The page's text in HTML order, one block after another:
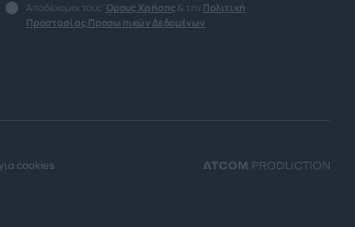
Αποδέχομαι τους Όρους Χρήσης & την Πολιτική
Προστασίας Προσωπικών Δεδομένων
cookies